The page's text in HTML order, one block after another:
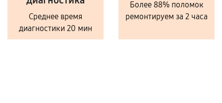
Среднее время
диагностики 20 мин
Более 88% поломок
ремонтируем за 2 часа